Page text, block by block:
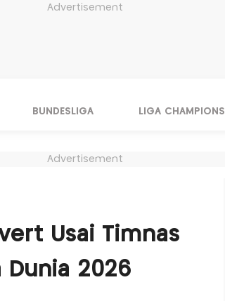
Advertisement
BUNDESLIGA LIGA CHAMPIONS
Advertisement
Usai Timnas
Dunia 2026